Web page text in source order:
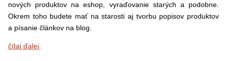
nových produktov na eshop, vyraďovanie starých a podobne.
Okrem toho budete mať na starosti aj tvorbu popisov produktov
a písanie článkov na blog.
čítaj ďalej